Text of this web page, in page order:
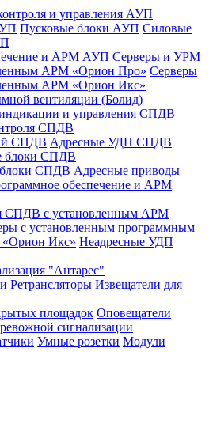
и управления АУП
Пусковые блоки АУП Силовые
и АРМ АУП Серверы и УРМ
АРМ «Орион Про» Серверы
АРМ «Орион Икс»
вентиляции (Болид)
и управления СПДВ
СПДВ
СПДВ Адресные УДП СПДВ
блоки СПДВ
блоки СПДВ Адресные приводы
обеспечение и АРМ
СПДВ с установленным АРМ
с установленным программным
Икс» Неадресные УДП
"Антарес"
Ретрансляторы Извещатели для
площадок Оповещатели
сигнализации
Умные розетки Модули